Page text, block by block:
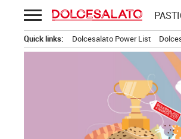
Passa
al
contenuto
Quick links: Dolcesalato Power List